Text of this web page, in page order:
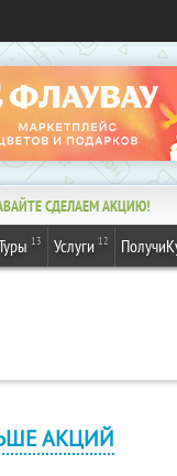
СДЕЛАЕМ АКЦИЮ!
13 Услуги 12
АКЦИЙ